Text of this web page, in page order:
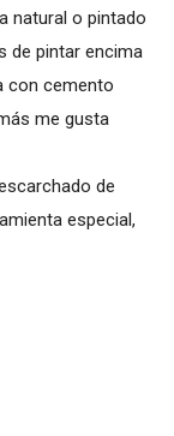
natural o pintado
de pintar encima
con cemento
me gusta
de
especial,